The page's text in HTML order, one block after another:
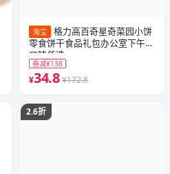
淘宝
格力高百奇星奇菜园小饼
零食饼干食品礼包办公室下午茶
口味任选
券减¥138
¥34.8 ¥172.8
2.6折